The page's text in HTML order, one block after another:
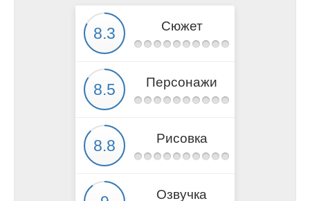
Сюжет
Персонажи
Рисовка
Озвучка